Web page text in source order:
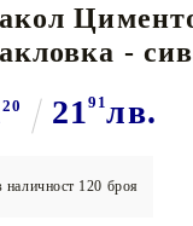
€13.90
-
20 2191лв.
120 броя